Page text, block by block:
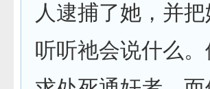
人逮捕了她，并
听听祂会说什么